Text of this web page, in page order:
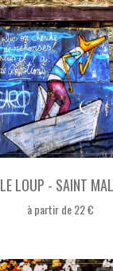
LE LOUP - SAINT
à partir de 22 €